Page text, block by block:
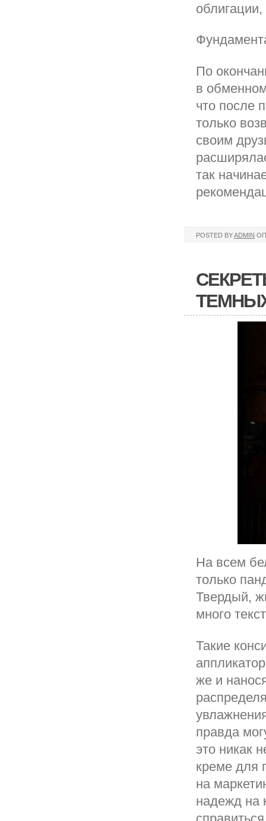
По
в
что после
только
своим
так
POSTED BYADMIN
На всем
только
Твердый,
много
Такие
же и
правда
это никак
креме для
на
надежд на